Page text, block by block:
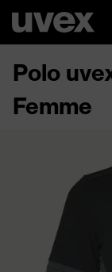
Polo
Femme